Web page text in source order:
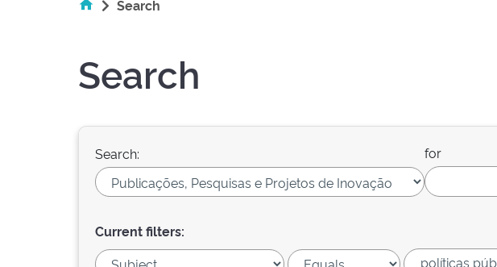
Search
Search
Search: for
Current filters: